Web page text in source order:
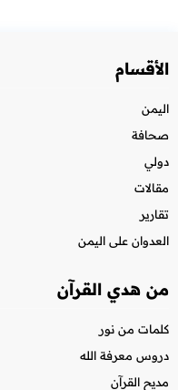
الأقسام
اليمن
صحافة
دولي
مقالات
تقارير
العدوان على اليمن
من هدي القرآن
كلمات من نور
دروس معرفة الله
مديح القرآن